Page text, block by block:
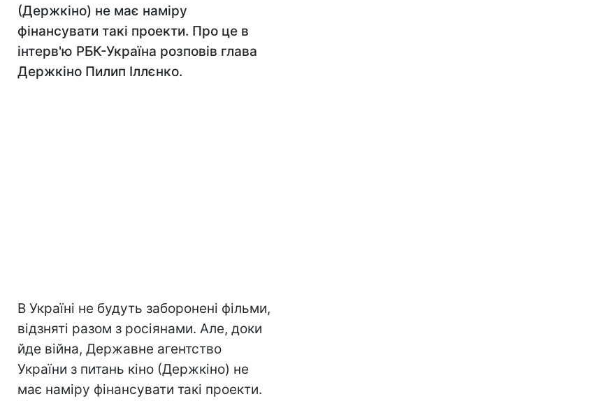
(Держкіно) не має наміру
фінансувати такі проекти. Про це в
інтерв'ю РБК-Україна розповів глава
Держкіно Пилип Іллєнко.
В Україні не будуть заборонені фільми,
відзняті разом з росіянами. Але, доки
йде війна, Державне агентство
України з питань кіно (Держкіно) не
має наміру фінансувати такі проекти.